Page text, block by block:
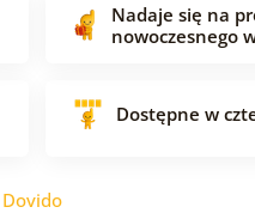
Nadaje się na
nowoczesnego
Dostępne w
Dovido